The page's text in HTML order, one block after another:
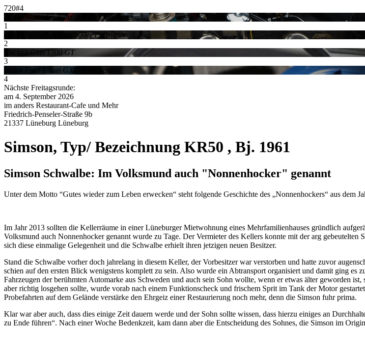
720#4
Motor Mercedes-Benz 300 SL Flügeltürer
1
Motor Mercedes-Benz 600er Pullmann
2
Cockpit Glas 1300 GT
3
Motor Ford Tauns GXL (Knudsen)
4
Nächste Freitagsrunde:
am 4. September 2026
im anders Restaurant-Cafe und Mehr
Friedrich-Penseler-Straße 9b
21337 Lüneburg Lüneburg
Simson, Typ/ Bezeichnung KR50 , Bj. 1961
Simson Schwalbe: Im Volksmund auch "Nonnenhocker" genannt
Unter dem Motto “Gutes wieder zum Leben erwecken“ steht folgende Geschichte des „Nonnenhockers“ aus dem
Im Jahr 2013 sollten die Kellerräume in einer Lüneburger Mietwohnung eines Mehrfamilienhauses gründlich
Volksmund auch Nonnenhocker genannt wurde zu Tage. Der Vermieter des Kellers konnte mit der arg
sich diese einmalige Gelegenheit und die Schwalbe erhielt ihren jetzigen neuen Besitzer.
Stand die Schwalbe vorher doch jahrelang in diesem Keller, der Vorbesitzer war verstorben und hatte zuvor
schien auf den ersten Blick wenigstens komplett zu sein. Also wurde ein Abtransport organisiert und damit ging es
Fahrzeugen der berühmten Automarke aus Schweden und auch sein Sohn wollte, wenn er etwas älter geworden
aber richtig losgehen sollte, wurde vorab nach einem Funktionscheck und frischem Sprit im Tank der Motor
Probefahrten auf dem Gelände verstärke den Ehrgeiz einer Restaurierung noch mehr, denn die Simson fuhr prima.
Klar war aber auch, dass dies einige Zeit dauern werde und der Sohn sollte wissen, dass hierzu einiges an
zu Ende führen“. Nach einer Woche Bedenkzeit, kam dann aber die Entscheidung des Sohnes, die Simson im